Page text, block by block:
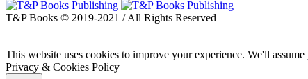
T&P Books © 2019-2021 / All Rights Reserved
This website uses cookies to improve your experience. We'll
Privacy & Cookies Policy